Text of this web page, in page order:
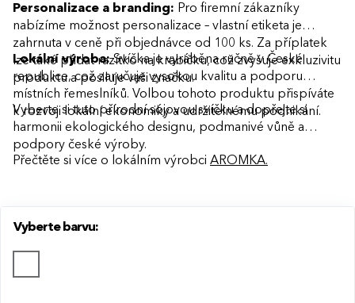
Personalizace a branding: Pro firemní zákazníky
nabízíme možnost personalizace – vlastní etiketa je
zahrnuta v ceně při objednávce od 100 ks. Za příplatek
lze také přidat razítko na krabičku, což zvyšuje exkluzivitu
produktu a posiluje vaši značku.
Lokální výroba:Svíčka je vyráběna ručně v České
republice, což zaručuje vysokou kvalitu a podporu
místních řemeslníků. Volbou tohoto produktu přispíváte
k rozvoji lokální ekonomiky a udržitelnému podnikání.
Vyberte si tuto přírodní sójovou svíčku a dopřejte si
harmonii ekologického designu, podmanivé vůně a
podpory české výroby.
Přečtěte si více o lokálním výrobci AROMKA.
Vyberte barvu: